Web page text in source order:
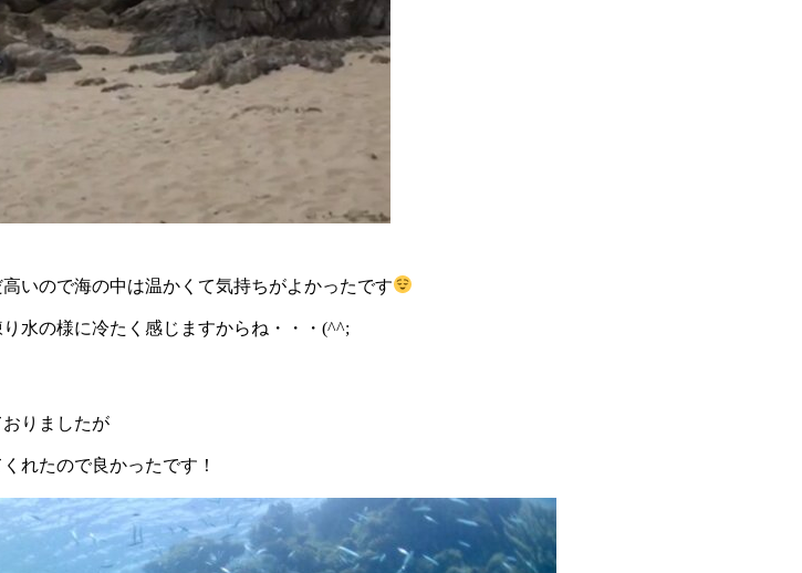
いので海の中は温かくて気持ちがよかったです
水の様に冷たく感じますからね・・・(^^;
りましたが
れたので良かったです！